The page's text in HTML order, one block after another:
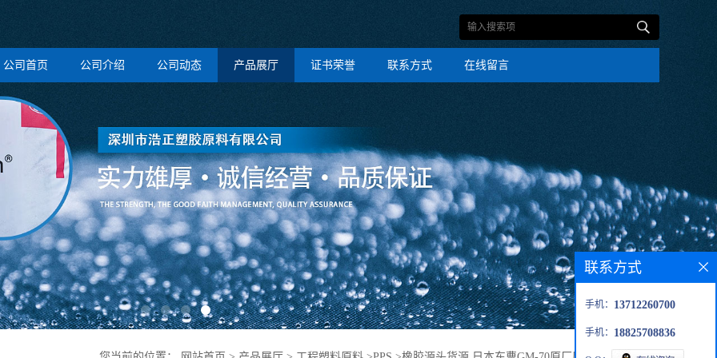
公司首页 公司介绍 公司动态 产品展厅 证书荣誉 联系方式 在线留言
联系方式
手机： 13712260700
手机： 18825708836